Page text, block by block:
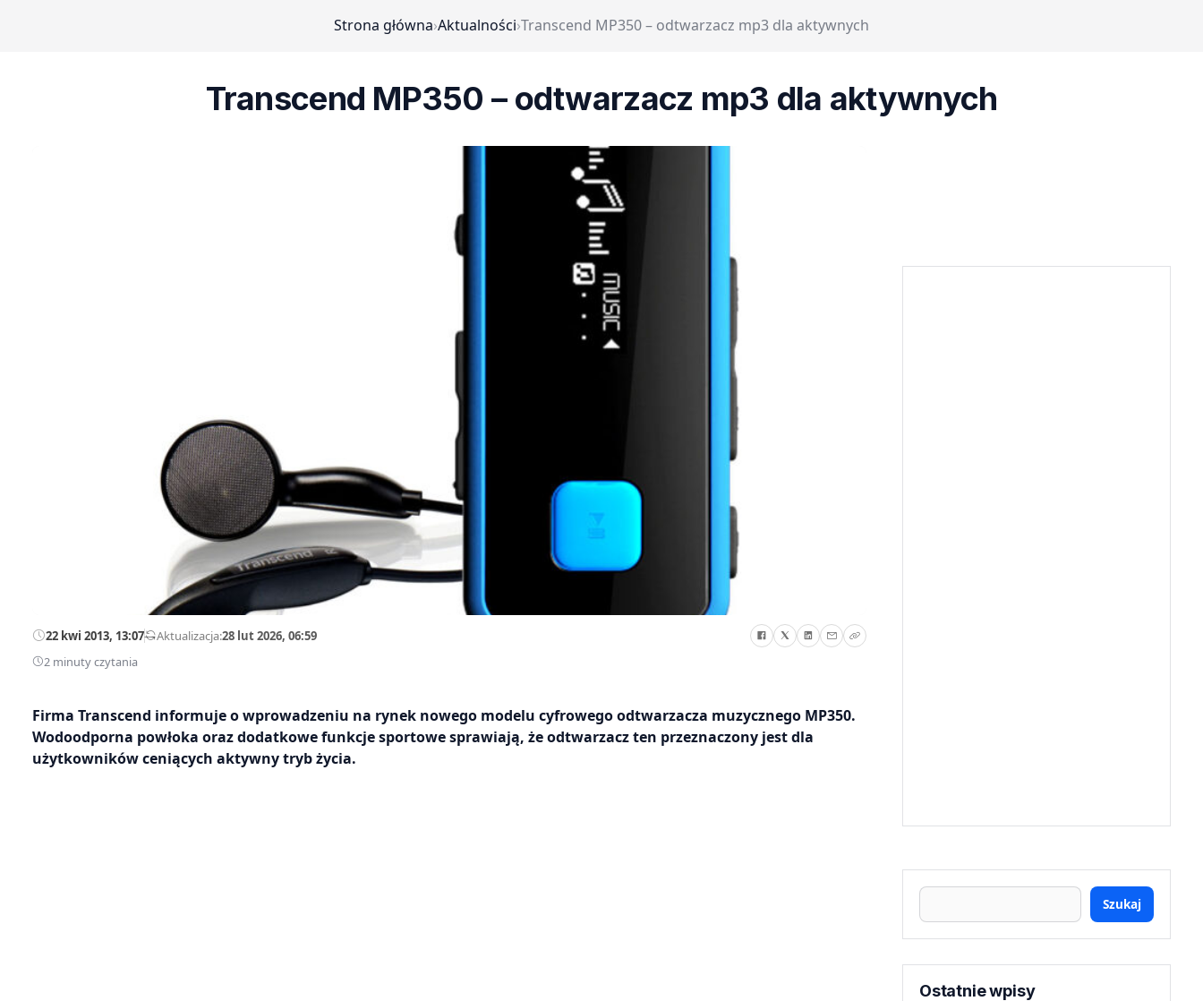
Strona główna›Aktualności›Transcend MP350 – odtwarzacz mp3 dla aktywnych
Transcend MP350 – odtwarzacz mp3 dla aktywnych
22 kwi 2013, 13:07—Aktualizacja:28 lut 2026, 06:59
2 minuty czytania
Firma Transcend informuje o wprowadzeniu na rynek nowego modelu cyfrowego odtwarzacza muzycznego MP350.
Wodoodporna powłoka oraz dodatkowe funkcje sportowe sprawiają, że odtwarzacz ten przeznaczony jest dla
użytkowników ceniących aktywny tryb życia.
Szukaj
Ostatnie wpisy